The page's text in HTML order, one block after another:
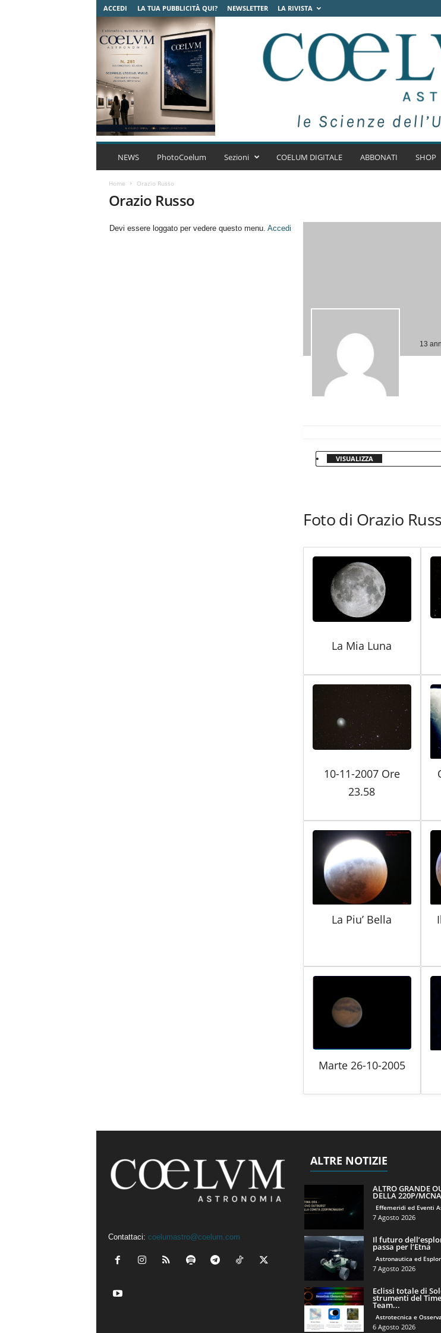
ACCEDI LA TUA PUBBLICITÀ QUI? NEWSLETTER LA RIVISTA
C
s
NEWS PhotoCoelum Sezioni COELUM DIGITALE ABBONATI SHOP
Home Orazio Russo
Orazio Russo
Devi essere loggato per vedere questo menu. Accedi
13
VISUALIZZA
Foto di Orazio
La Mia Luna
10-11-2007 Ore
23.58
La Piu’ Bella
Marte 26-10-2005
Contattaci: coelumastro@coelum.com
ALTRE NOTIZIE
ALTRO GRANDE
DELLA 220P/
Effemeridi ed Eventi
7 Agosto 2026
Il futuro
passa per l’Etna
Astronautica ed
7 Agosto 2026
Eclissi totale di
strumenti del
Team...
Astrotecnica e
6 Agosto 2026